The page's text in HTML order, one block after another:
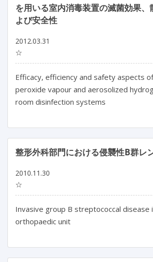
を用いる室内消毒装置の滅菌効果、
よび安全性
2012.03.31
☆
Efficacy, efficiency and safety aspects
peroxide vapour and aerosolized
room disinfection systems
整形外科部門における侵襲性B群レ
2010.11.30
☆
Invasive group B streptococcal disease
orthopaedic unit